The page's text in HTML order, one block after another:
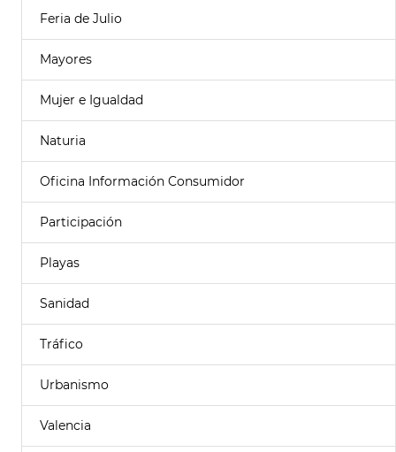
Feria de Julio
Mayores
Mujer e Igualdad
Naturia
Oficina Información Consumidor
Participación
Playas
Sanidad
Tráfico
Urbanismo
Valencia